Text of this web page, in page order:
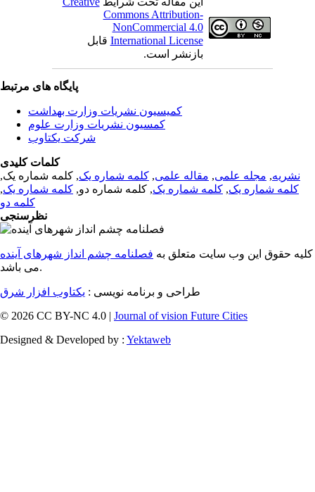
Commons Attribution-
NonCommercial 4.0
International License قابل
بازنشر است.
پایگاه های مرتبط
کمیسیون نشریات وزارت بهداشت
کمسیون نشریات وزارت علوم
شرکت یکتاوب
کلمات کلیدی
نشریه, مجله علمی, مقاله علمی, کلمه شماره یک, کلمه شماره یک,
کلمه شماره یک, کلمه شماره یک, کلمه شماره دو, کلمه شماره یک,
کلمه دو
نظرسنجی
کلیه حقوق این وب سایت متعلق به فصلنامه چشم انداز شهرهای آینده
می باشد.
طراحی و برنامه نویسی : یکتاوب افزار شرق
© 2026 CC BY-NC 4.0 | Journal of vision Future Cities
Designed & Developed by : Yektaweb